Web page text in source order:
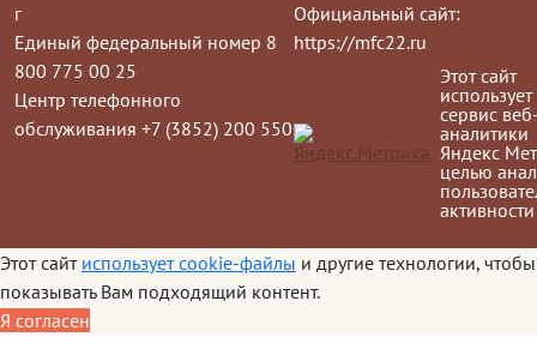
г
Единый федеральный номер 8
800 775 00 25
Центр телефонного
обслуживания +7 (3852) 200 550
Официальный сайт:
https://mfc22.ru
Этот сайт
использует
сервис
аналитики
Яндекс
целью
активности
Этот сайт использует cookie-файлы и другие технологии, чтобы
показывать Вам подходящий контент.
Я согласен